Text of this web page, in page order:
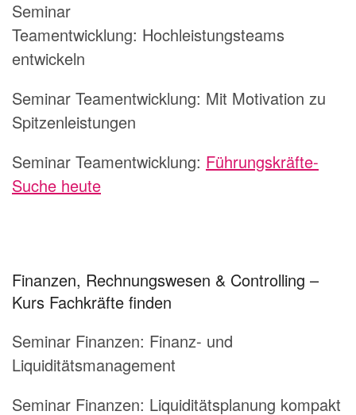
Seminar
Teamentwicklung: Hochleistungsteams
entwickeln
Seminar Teamentwicklung: Mit Motivation zu
Spitzenleistungen
Seminar Teamentwicklung: Führungskräfte-
Suche heute
Finanzen, Rechnungswesen & Controlling –
Kurs Fachkräfte finden
Seminar Finanzen: Finanz- und
Liquiditätsmanagement
Seminar Finanzen: Liquiditätsplanung kompakt